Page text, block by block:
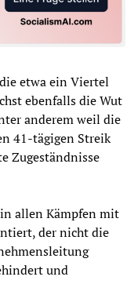
etwa ein Viertel
ebenfalls die Wut
anderem weil die
41-tägigen Streik
Zugeständnisse
allen Kämpfen mit
der nicht die
und